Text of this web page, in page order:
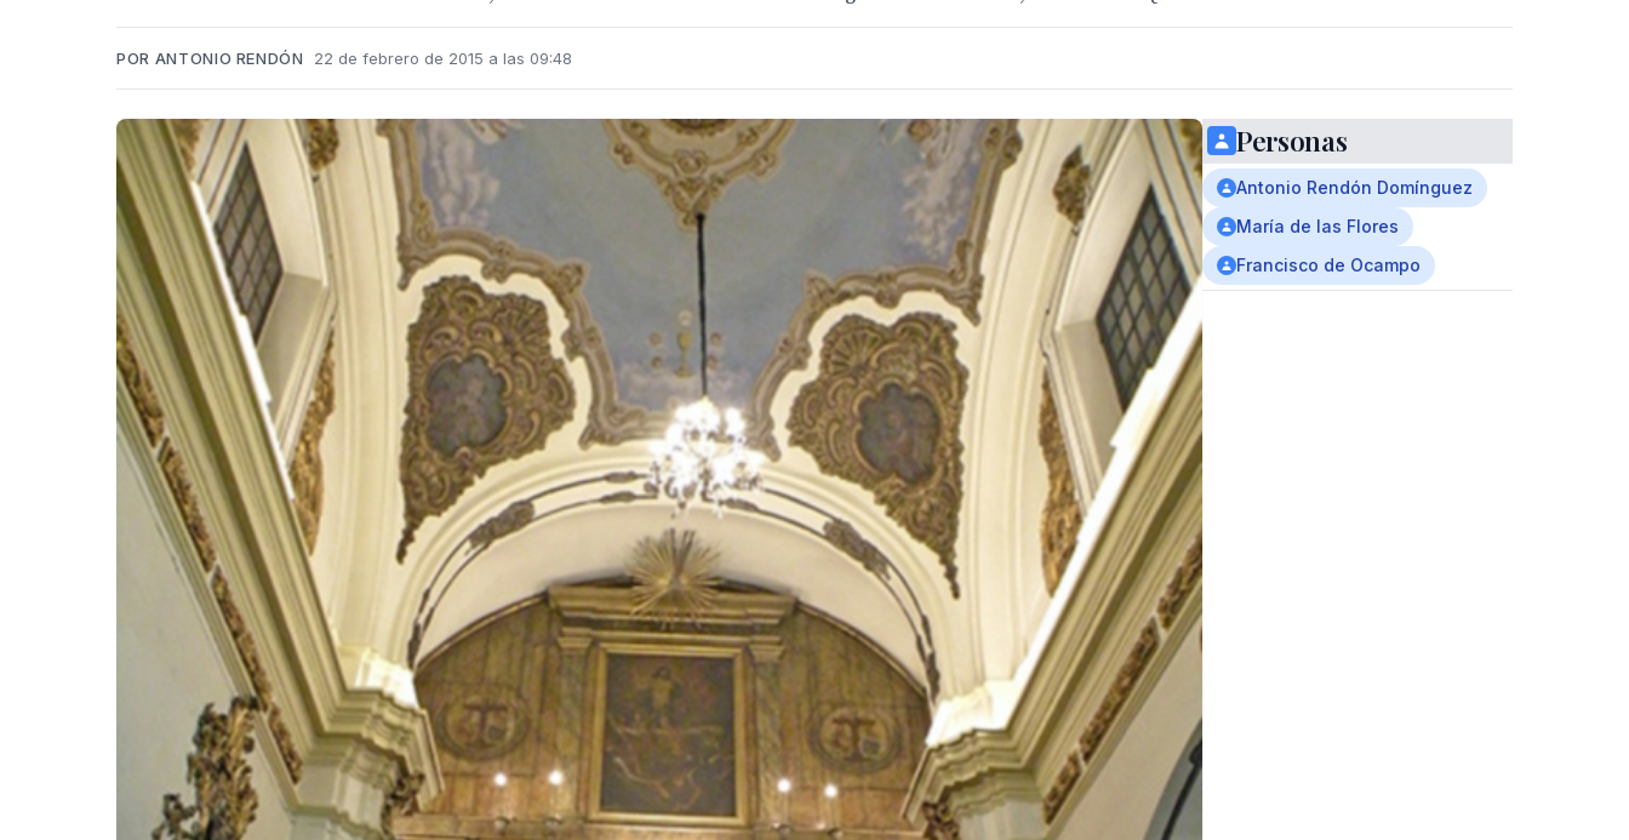
POR ANTONIO RENDÓN 22 de febrero de 2015 a las 09:48
Personas
Antonio Rendón Domínguez
María de las Flores
Francisco de Ocampo